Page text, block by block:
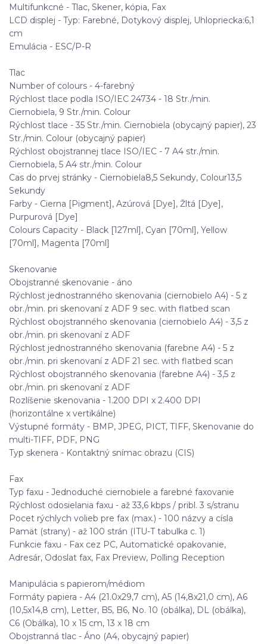
Multifunkcné - Tlac, Skener, kópia, Fax
LCD displej - Typ: Farebné, Dotykový displej, Uhlopriecka:6,1
cm
Emulácia - ESC/P-R
Tlac
Number of colours - 4-farebný
Rýchlost tlace podla ISO/IEC 24734 - 18 Str./min.
Ciernobiela, 9 Str./min. Colour
Rýchlost tlace - 35 Str./min. Ciernobiela (obycajný papier), 23
Str./min. Colour (obycajný papier)
Rýchlost obojstrannej tlace ISO/IEC - 7 A4 str./min.
Ciernobiela, 5 A4 str./min. Colour
Cas do prvej stránky - Ciernobiela8,5 Sekundy, Colour13,5
Sekundy
Farby - Cierna [Pigment], Azúrová [Dye], Žltá [Dye],
Purpurová [Dye]
Colours Capacity - Black [127ml], Cyan [70ml], Yellow
[70ml], Magenta [70ml]
Skenovanie
Obojstranné skenovanie - áno
Rýchlost jednostranného skenovania (ciernobielo A4) - 5 z
obr./min. pri skenovaní z ADF 9 sec. with flatbed scan
Rýchlost obojstranného skenovania (ciernobielo A4) - 3,5 z
obr./min. pri skenovaní z ADF
Rýchlost jednostranného skenovania (farebne A4) - 5 z
obr./min. pri skenovaní z ADF 21 sec. with flatbed scan
Rýchlost obojstranného skenovania (farebne A4) - 3,5 z
obr./min. pri skenovaní z ADF
Rozlíšenie skenovania - 1.200 DPI x 2.400 DPI
(horizontálne x vertikálne)
Výstupné formáty - BMP, JPEG, PICT, TIFF, Skenovanie do
multi-TIFF, PDF, PNG
Typ skenera - Kontaktný snímac obrazu (CIS)
Fax
Typ faxu - Jednoduché ciernobiele a farebné faxovanie
Rýchlost odosielania faxu - až 33,6 kbps / pribl. 3 s/stranu
Pocet rýchlych volieb pre fax (max.) - 100 názvy a císla
Pamät (strany) - až 100 strán (ITU-T tabulka c. 1)
Funkcie faxu - Fax cez PC, Automatické opakovanie,
Adresár, Odoslat fax, Fax Preview, Polling Reception
Manipulácia s papierom/médiom
Formáty papiera - A4 (21.0x29,7 cm), A5 (14,8x21,0 cm), A6
(10,5x14,8 cm), Letter, B5, B6, No. 10 (obálka), DL (obálka),
C6 (Obálka), 10 x 15 cm, 13 x 18 cm
Obojstranná tlac - Áno (A4, obycajný papier)